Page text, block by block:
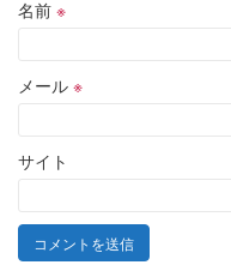
名前 ※
メール ※
サイト